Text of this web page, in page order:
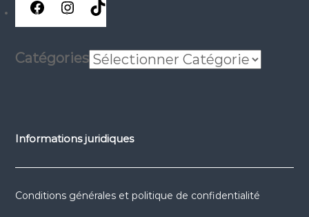
Catégories
Informations juridiques
Conditions générales et politique de confidentialité